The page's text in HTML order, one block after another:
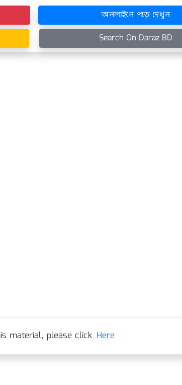
অনলাইনে পড়ে দেখুন
Search On Daraz BD
material, please click Here